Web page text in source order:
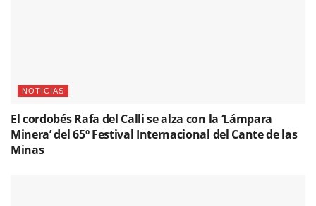
NOTICIAS
El cordobés Rafa del Calli se alza con la ‘Lámpara
Minera’ del 65º Festival Internacional del Cante de las
Minas